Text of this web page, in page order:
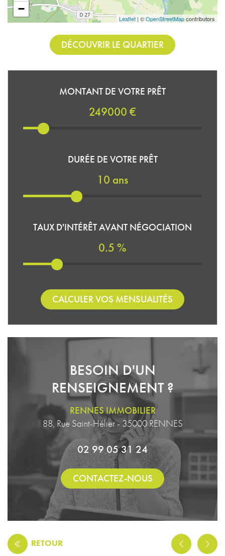
−
Leaflet | ©OpenStreetMapcontributors
DÉCOUVRIR LE QUARTIER
MONTANT DE VOTRE PRÊT
249000 €
DURÉE DE VOTRE PRÊT
10 ans
TAUX D'INTÉRÊT AVANT NÉGOCIATION
0.5 %
CALCULER VOS MENSUALITÉS
BESOIN D'UN
RENSEIGNEMENT ?
RENNES IMMOBILIER
88, Rue Saint-Hélier - 35000 RENNES
02 99 05 31 24
CONTACTEZ-NOUS
RETOUR